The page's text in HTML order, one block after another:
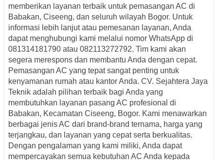
memberikan layanan terbaik untuk pemasangan AC di
Babakan, Ciseeng, dan seluruh wilayah Bogor. Untuk
informasi lebih lanjut atau pemesanan layanan, Anda
dapat menghubungi kami melalui nomor WhatsApp di
081314181790 atau 082113272792. Tim kami akan
segera merespons dan membantu Anda dengan cepat.
Pemasangan AC yang tepat sangat penting untuk
kenyamanan rumah atau kantor Anda. CV. Sejahtera Jaya
Teknik adalah pilihan terbaik bagi Anda yang
membutuhkan layanan pasang AC profesional di
Babakan, Kecamatan Ciseeng, Bogor. Kami menawarkan
berbagai jenis AC dari brand-brand ternama, harga yang
terjangkau, dan layanan yang cepat serta berkualitas.
Dengan pengalaman yang kami miliki, Anda dapat
mempercayakan semua kebutuhan AC Anda kepada